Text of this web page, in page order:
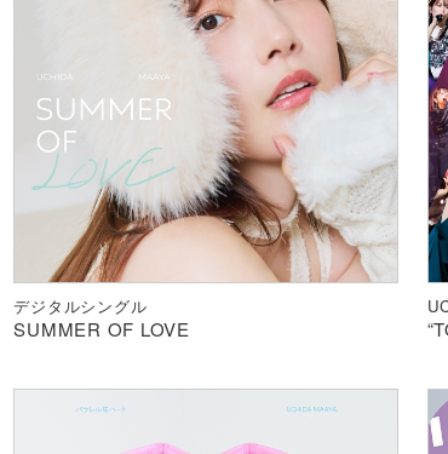
デジタルシングル
SUMMER OF LOVE